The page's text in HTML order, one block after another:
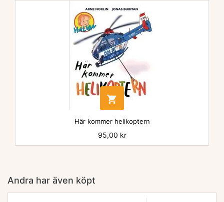

Här kommer helikoptern
Pris
95,00 kr
Andra har även köpt